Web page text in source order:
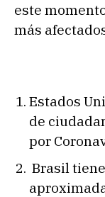
este
más
Estados
de
por
Brasil